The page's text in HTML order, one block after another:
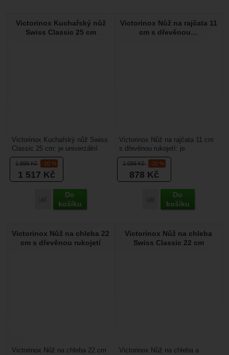
Victorinox Kuchařský nůž
Swiss Classic 25 cm
1 899Kč -20 %
1 517 Kč
Přidat 'Victorinox Kuchařský nůž Swiss Classic 25 cm' k
Do
košíku
Victorinox Kuchařský nůž Swiss
Classic 25 cm: je univerzální
kuchyňský nůž, který je určený
pro všestrannou...
Victorinox Nůž na rajčata 11
cm s dřevěnou…
1 099Kč -20 %
878 Kč
Přidat 'Victorinox Nůž
Do
košíku
Victorinox Nůž na rajčata 11 cm
s dřevěnou rukojetí: je
kuchyňský nůž určený pro
krájení rajčat a ovoce...
Victorinox Nůž na chleba 22
cm s dřevěnou rukojetí
Victorinox Nůž na chleba 22 cm
Victorinox Nůž na chleba
Swiss Classic 22 cm
Victorinox Nůž na chleba a